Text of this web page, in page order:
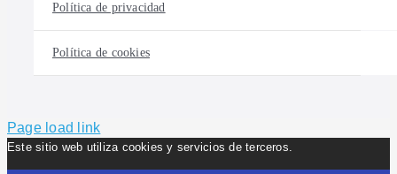
Política de privacidad
Política de cookies
Page load link
Este sitio web utiliza cookies y servicios de terceros.